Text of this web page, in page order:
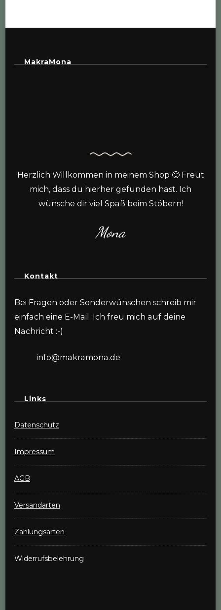
MakraMona
Herzlich Willkommen in meinem Shop 🙂 Freut
mich, dass du hierher gefunden hast. Ich
wünsche dir viel Spaß beim Stöbern!
Mona
Kontakt
Bei Fragen oder Sonderwünschen schreib mir
einfach eine E-Mail. Ich freu mich auf deine
Nachricht :-)
info@makramona.de
Links
Datenschutz
Impressum
AGB
Versandarten
Zahlungsarten
Widerrufsbelehrung